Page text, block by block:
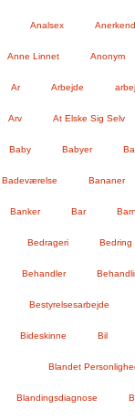
Analsex
Anne Linnet Anonym
Ar Arbejde
Arv At Elske Sig Selv
Baby Babyer
Badeværelse Bananer
Banker Bar
Bedrageri Bedring
Behandler
Bestyrelsesarbejde
Bideskinne Bil
Blandet
Blandingsdiagnose